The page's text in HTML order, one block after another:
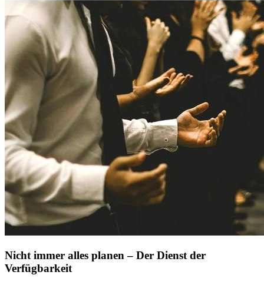
Nicht immer alles planen – Der Dienst der
Verfügbarkeit